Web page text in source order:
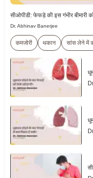
सीओपीडी: फेफड़े की इस गंभीर बीमारी
Dr. Abhinav Banerjee
कमजोरी थकान सांस लेने में